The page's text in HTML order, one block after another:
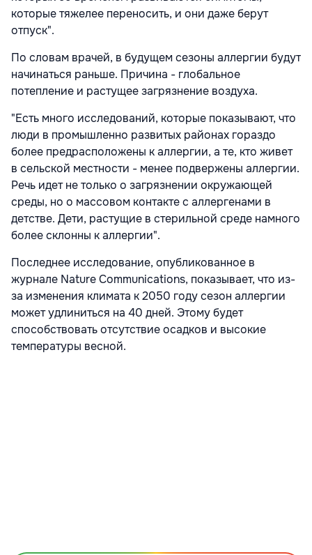
которые тяжелее переносить, и они даже берут
отпуск".
По словам врачей, в будущем сезоны аллергии будут
начинаться раньше. Причина - глобальное
потепление и растущее загрязнение воздуха.
"Есть много исследований, которые показывают, что
люди в промышленно развитых районах гораздо
более предрасположены к аллергии, а те, кто живет
в сельской местности - менее подвержены аллергии.
Речь идет не только о загрязнении окружающей
среды, но о массовом контакте с аллергенами в
детстве. Дети, растущие в стерильной среде намного
более склонны к аллергии".
Последнее исследование, опубликованное в
журнале Nature Communications, показывает, что из-
за изменения климата к 2050 году сезон аллергии
может удлиниться на 40 дней. Этому будет
способствовать отсутствие осадков и высокие
температуры весной.